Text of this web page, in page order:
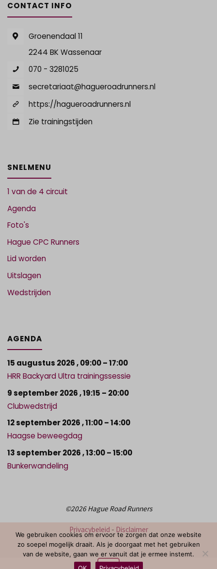
CONTACT INFO
Groenendaal 11
2244 BK Wassenaar
070 - 3281025
secretariaat@hagueroadrunners.nl
https://hagueroadrunners.nl
Zie trainingstijden
SNELMENU
1 van de 4 circuit
Agenda
Foto's
Hague CPC Runners
Lid worden
Uitslagen
Wedstrijden
AGENDA
15 augustus 2026,09:00– 17:00
HRR Backyard Ultra trainingssessie
9 september 2026,19:15 – 20:00
Clubwedstrijd
12 september 2026,11:00– 14:00
Haagse beweegdag
13 september 2026,13:00– 15:00
Bunkerwandeling
©2026 Hague Road Runners
Privacybeleid - Disclaimer
We gebruiken cookies om ervoor te zorgen dat onze website
zo soepel mogelijk draait. Als je doorgaat met het gebruiken
van de website, gaan we er vanuit dat je ermee instemt.